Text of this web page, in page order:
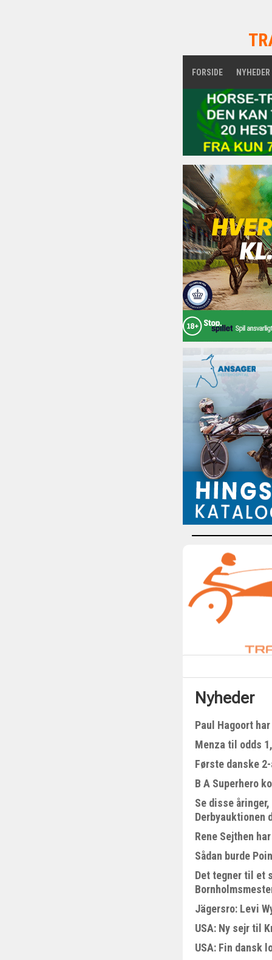
FORSIDE NYHEDER
Nyheder
Paul Hagoort
Menza til odds
Første danske
B A Superhero
Se disse
Derbyauktionen
Rene Sejthen
Sådan burde
Det tegner til et
Jägersro: Levi
USA: Ny sejr til
USA: Fin dansk